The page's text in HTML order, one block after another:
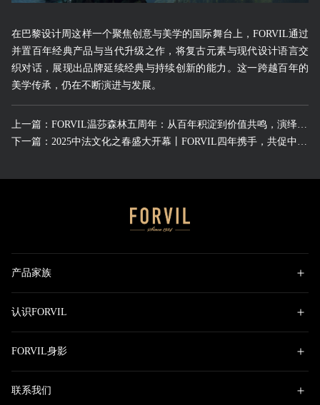
在巴黎设计周这样一个聚焦创意与美学的国际舞台上，FORVIL通过
并置百年经典产品与当代升级之作，将复古元素与现代设计语言交
织对话，展现出品牌延续经典与持续创新的能力。这一跨越百年的
美学传承，仍在不断演进与发展。
上一篇：FORVIL温莎森林五周年：从百年积淀到价值共鸣，演绎法奢新章
下一篇：2025中法文化之春盛大开幕丨FORVIL四年携手，共促中法文化交融
产品家族
认识FORVIL
FORVIL身影
联系我们